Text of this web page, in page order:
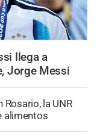
llega a
Jorge Messi
Rosario, la UNR
alimentos